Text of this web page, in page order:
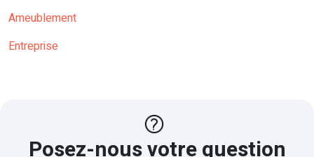
Ameublement
Entreprise
Posez-nous votre question